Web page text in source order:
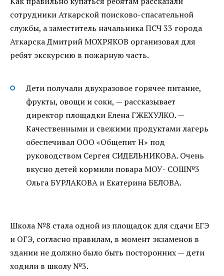
сотрудники Аткарской поисково-спасательной
службы, а заместитель начальника ПСЧ 33 города
Аткарска Дмитрий МОХРЯКОВ организовал для
ребят экскурсию в пожарную часть.
Дети получали двухразовое горячее питание,
фрукты, овощи и соки, — рассказывает
директор площадки Елена ГЖЕХУЛКО. —
Качественными и свежими продуктами лагерь
обеспечивал ООО «Общепит Н» под
руководством Сергея СИДЕЛЬНИКОВА. Очень
вкусно детей кормили повара МОУ- СОШ№3
Ольга БУРЛАКОВА и Екатерина БЕЛОВА.
Школа №8 стала одной из площадок для сдачи ЕГЭ
и ОГЭ, согласно правилам, в момент экзаменов в
здании не должно было быть посторонних — дети
ходили в школу №3.